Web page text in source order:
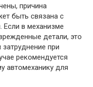
причина
быть связана с
в механизме
детали, это
при
рекомендуется
автомеханику для